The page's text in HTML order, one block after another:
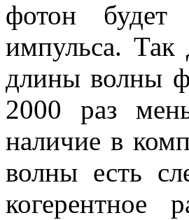
фотон будет
импульса.
длины волны
2000 раз
наличие в
волны есть
когерентное